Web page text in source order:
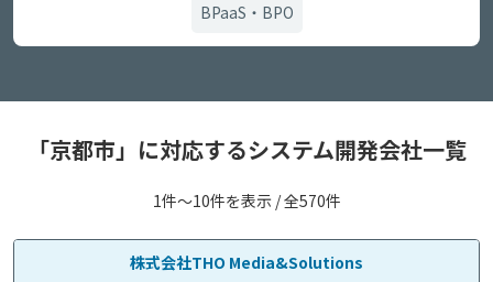
BPaaS・BPO
「京都市」に対応するシステム開発会社一覧
1件〜10件を表示 / 全570件
株式会社THO Media&Solutions